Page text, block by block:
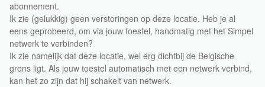
abonnement.
Ik zie (gelukkig) geen verstoringen op deze locatie. Heb je al
eens geprobeerd, om via jouw toestel, handmatig met het Simpel
netwerk te verbinden?
Ik zie namelijk dat deze locatie, wel erg dichtbij de Belgische
grens ligt. Als jouw toestel automatisch met een netwerk verbind,
kan het zo zijn dat hij schakelt van netwerk.